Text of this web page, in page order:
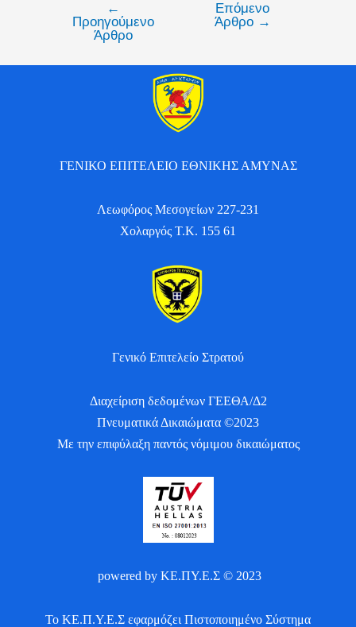
←
Προηγούμενο
Άρθρο
Επόμενο
Άρθρο →
ΓΕΝΙΚΟ ΕΠΙΤΕΛΕΙΟ ΕΘΝΙΚΗΣ ΑΜΥΝΑΣ
Λεωφόρος Μεσογείων 227-231
Χολαργός Τ.Κ. 155 61
Γενικό Επιτελείο Στρατού
Διαχείριση δεδομένων ΓΕΕΘΑ/Δ2
Πνευματικά Δικαιώματα ©2023
Με την επιφύλαξη παντός νόμιμου δικαιώματος
powered by ΚΕ.ΠΥ.Ε.Σ © 2023
Το ΚΕ.Π.Υ.Ε.Σ εφαρμόζει Πιστοποιημένο Σύστημα